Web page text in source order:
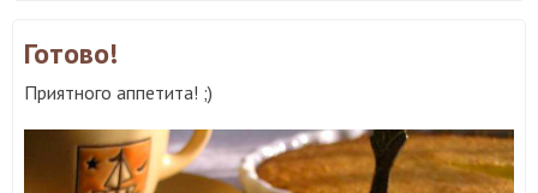
Готово!
Приятного аппетита! ;)